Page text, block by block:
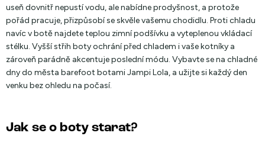
useň dovnitř nepustí vodu, ale nabídne prodyšnost, a protože
pořád pracuje, přizpůsobí se skvěle vašemu chodidlu. Proti chladu
navíc v botě najdete teplou zimní podšívku a vyteplenou vkládací
stélku. Vyšší střih boty ochrání před chladem i vaše kotníky a
zároveň parádně akcentuje poslední módu. Vybavte se na chladné
dny do města barefoot botami Jampi Lola, a užijte si každý den
venku bez ohledu na počasí.
Jak se o boty starat?